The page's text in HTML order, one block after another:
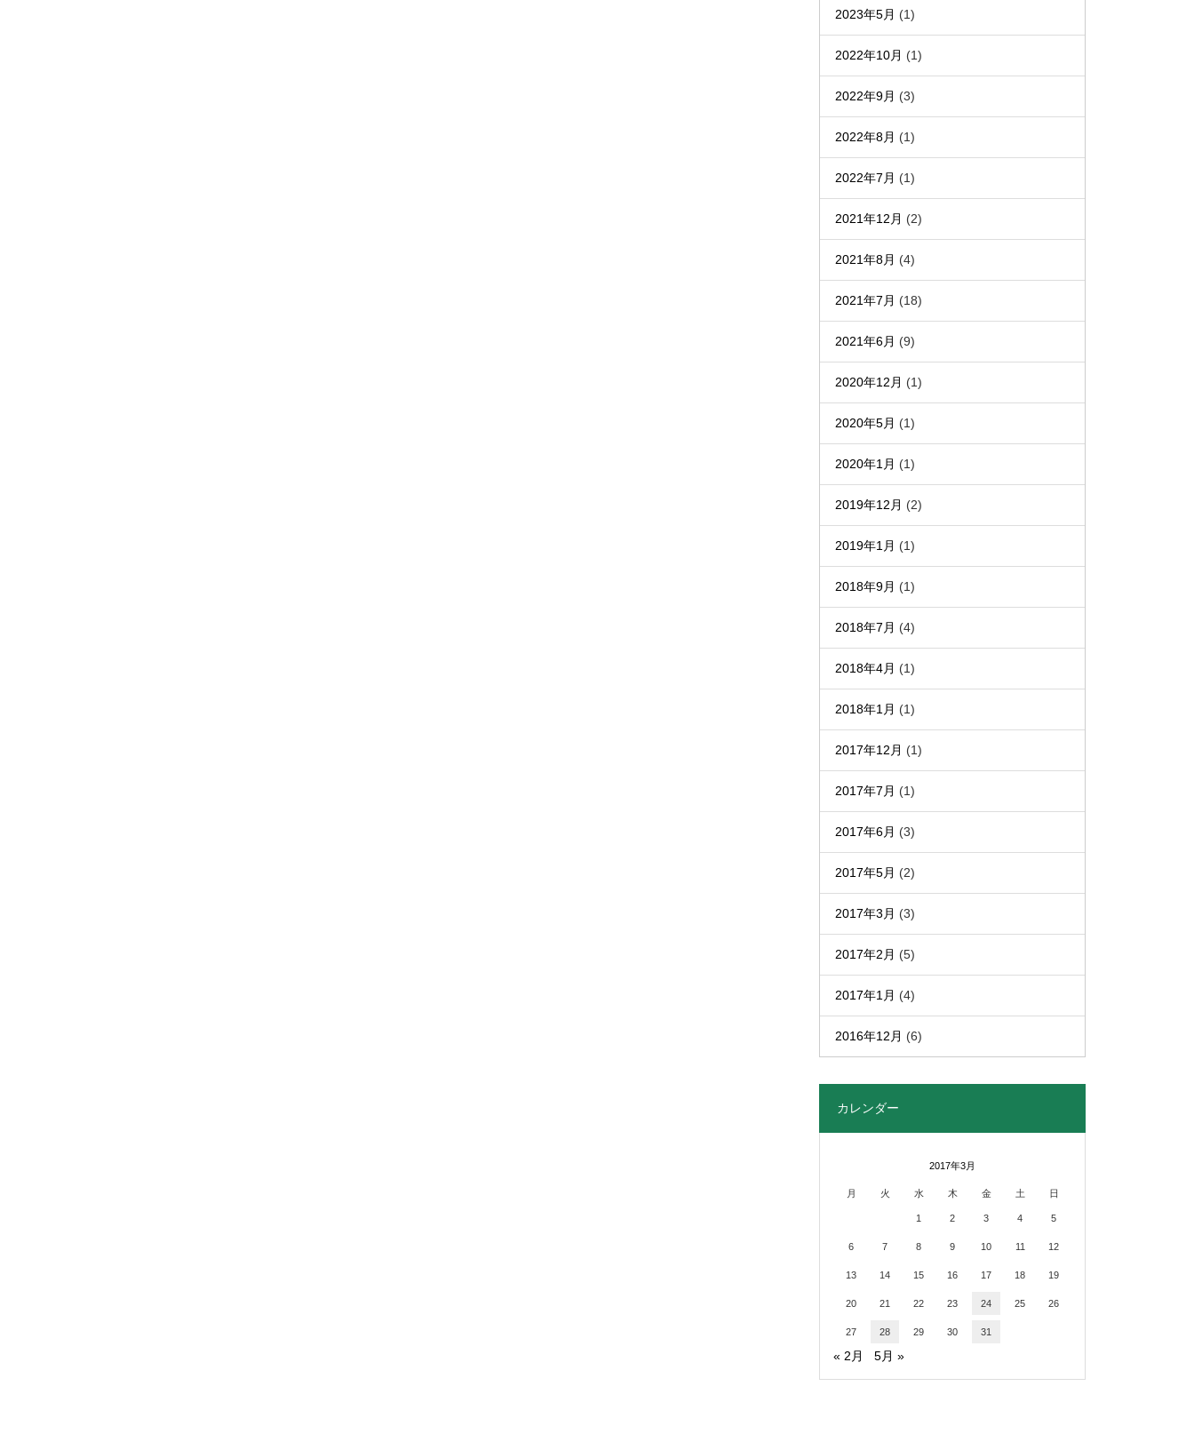
2023年5月 (1)
2022年10月 (1)
2022年9月 (3)
2022年8月 (1)
2022年7月 (1)
2021年12月 (2)
2021年8月 (4)
2021年7月 (18)
2021年6月 (9)
2020年12月 (1)
2020年5月 (1)
2020年1月 (1)
2019年12月 (2)
2019年1月 (1)
2018年9月 (1)
2018年7月 (4)
2018年4月 (1)
2018年1月 (1)
2017年12月 (1)
2017年7月 (1)
2017年6月 (3)
2017年5月 (2)
2017年3月 (3)
2017年2月 (5)
2017年1月 (4)
2016年12月 (6)
カレンダー
2017年3月
月 火 水 木 金 土 日
1 2 3 4 5
6 7 8 9 10 11 12
13 14 15 16 17 18 19
20 21 22 23 24 25 26
27 28 29 30 31
« 2月 5月 »